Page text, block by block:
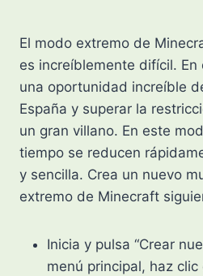
El modo extremo de
es increíblemente difícil.
una oportunidad increíble
España y superar la
un gran villano. En este
tiempo se reducen
y sencilla. Crea un nuevo
extremo de Minecraft
Inicia y pulsa “Crear
menú principal, haz clic